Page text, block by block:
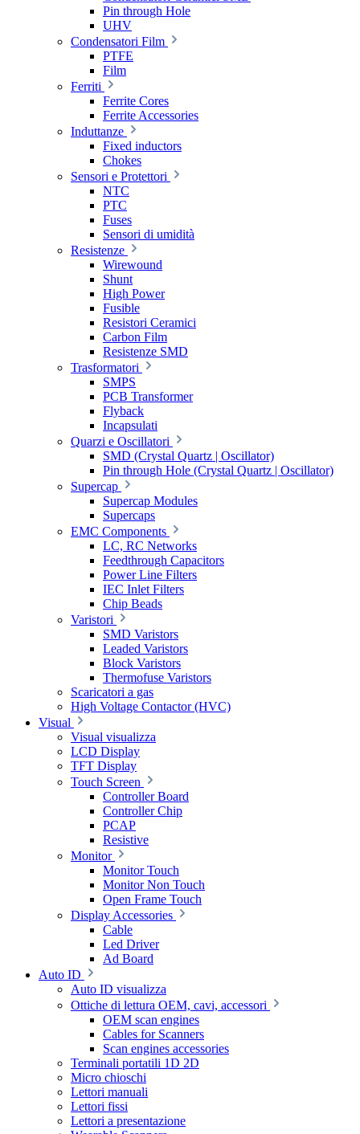
Pin through Hole
UHV
Condensatori Film
PTFE
Film
Ferriti
Ferrite Cores
Ferrite Accessories
Induttanze
Fixed inductors
Chokes
Sensori e Protettori
NTC
PTC
Fuses
Sensori di umidità
Resistenze
Wirewound
Shunt
High Power
Fusible
Resistori Ceramici
Carbon Film
Resistenze SMD
Trasformatori
SMPS
PCB Transformer
Flyback
Incapsulati
Quarzi e Oscillatori
SMD (Crystal Quartz | Oscillator)
Pin through Hole (Crystal Quartz | Oscillator)
Supercap
Supercap Modules
Supercaps
EMC Components
LC, RC Networks
Feedthrough Capacitors
Power Line Filters
IEC Inlet Filters
Chip Beads
Varistori
SMD Varistors
Leaded Varistors
Block Varistors
Thermofuse Varistors
Scaricatori a gas
High Voltage Contactor (HVC)
Visual
Visual visualizza
LCD Display
TFT Display
Touch Screen
Controller Board
Controller Chip
PCAP
Resistive
Monitor
Monitor Touch
Monitor Non Touch
Open Frame Touch
Display Accessories
Cable
Led Driver
Ad Board
Auto ID
Auto ID visualizza
Ottiche di lettura OEM, cavi, accessori
OEM scan engines
Cables for Scanners
Scan engines accessories
Terminali portatili 1D 2D
Micro chioschi
Lettori manuali
Lettori fissi
Lettori a presentazione